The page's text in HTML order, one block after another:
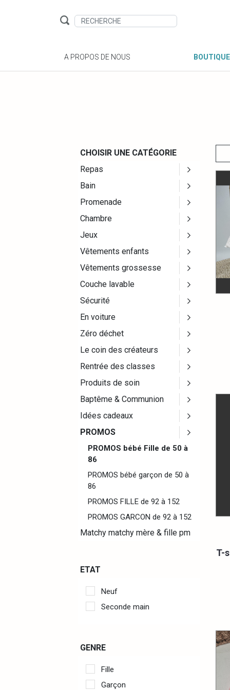
A PROPOS DE NOUS
CHOISIR UNE CATÉGORIE
Repas
Bain
Promenade
Chambre
Jeux
Vêtements enfants
Vêtements grossesse
Couche lavable
Sécurité
En voiture
Zéro déchet
Le coin des créateurs
Rentrée des classes
Produits de soin
Baptême & Communion
Idées cadeaux
PROMOS
PROMOS bébé Fille de 50 à
86
PROMOS bébé garçon de 50 à
86
PROMOS FILLE de 92 à 152
PROMOS GARCON de 92 à 152
Matchy matchy mère & fille pm
ETAT
Neuf
Seconde main
GENRE
Fille
Garçon
T-